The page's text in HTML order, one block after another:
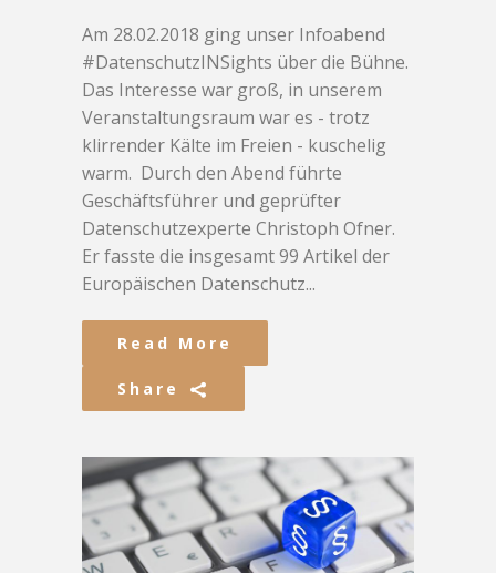
Am 28.02.2018 ging unser Infoabend
#DatenschutzINSights über die Bühne.
Das Interesse war groß, in unserem
Veranstaltungsraum war es - trotz
klirrender Kälte im Freien - kuschelig
warm. Durch den Abend führte
Geschäftsführer und geprüfter
Datenschutzexperte Christoph Ofner.
Er fasste die insgesamt 99 Artikel der
Europäischen Datenschutz...
Read More
Share